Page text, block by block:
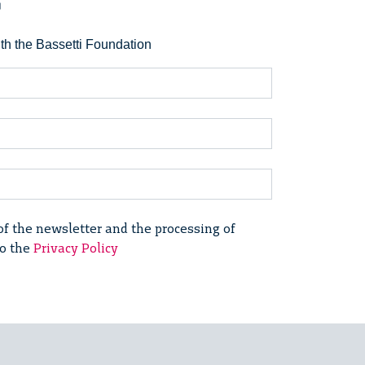
the Bassetti Foundation
the newsletter and the processing of
the Privacy Policy